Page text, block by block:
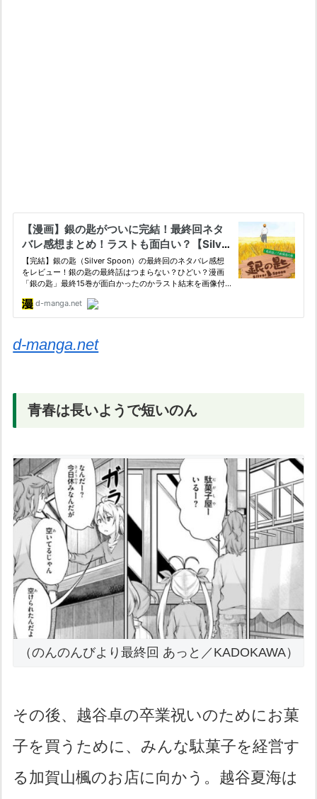
d-manga.net
青春は長いようで短いのん
（のんのんびより最終回 あっと／KADOKAWA）
その後、越谷卓の卒業祝いのためにお菓
子を買うために、みんな駄菓子を経営す
る加賀山楓のお店に向かう。越谷夏海は